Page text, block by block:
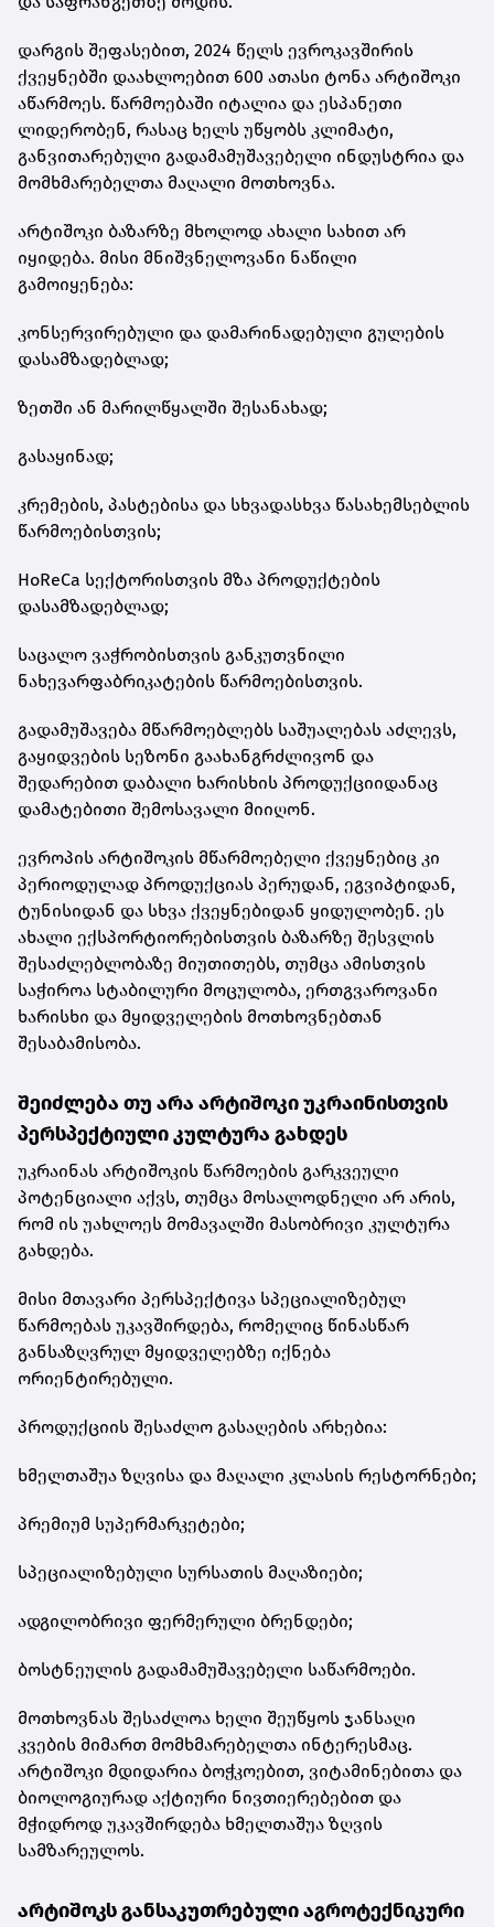
დარგის შეფასებით, 2024 წელს ევროკავშირის
ქვეყნებში დაახლოებით 600 ათასი ტონა არტიშოკი
აწარმოეს. წარმოებაში იტალია და ესპანეთი
ლიდერობენ, რასაც ხელს უწყობს კლიმატი,
განვითარებული გადამამუშავებელი ინდუსტრია და
მომხმარებელთა მაღალი მოთხოვნა.
არტიშოკი ბაზარზე მხოლოდ ახალი სახით არ
იყიდება. მისი მნიშვნელოვანი ნაწილი
გამოიყენება:
კონსერვირებული და დამარინადებული გულების
დასამზადებლად;
ზეთში ან მარილწყალში შესანახად;
გასაყინად;
კრემების, პასტებისა და სხვადასხვა წასახემსებლის
წარმოებისთვის;
HoReCa სექტორისთვის მზა პროდუქტების
დასამზადებლად;
საცალო ვაჭრობისთვის განკუთვნილი
ნახევარფაბრიკატების წარმოებისთვის.
გადამუშავება მწარმოებლებს საშუალებას აძლევს,
გაყიდვების სეზონი გაახანგრძლივონ და
შედარებით დაბალი ხარისხის პროდუქციიდანაც
დამატებითი შემოსავალი მიიღონ.
ევროპის არტიშოკის მწარმოებელი ქვეყნებიც კი
პერიოდულად პროდუქციას პერუდან, ეგვიპტიდან,
ტუნისიდან და სხვა ქვეყნებიდან ყიდულობენ. ეს
ახალი ექსპორტიორებისთვის ბაზარზე შესვლის
შესაძლებლობაზე მიუთითებს, თუმცა ამისთვის
საჭიროა სტაბილური მოცულობა, ერთგვაროვანი
ხარისხი და მყიდველების მოთხოვნებთან
შესაბამისობა.
შეიძლება თუ არა არტიშოკი უკრაინისთვის
პერსპექტიული კულტურა გახდეს
უკრაინას არტიშოკის წარმოების გარკვეული
პოტენციალი აქვს, თუმცა მოსალოდნელი არ არის,
რომ ის უახლოეს მომავალში მასობრივი კულტურა
გახდება.
მისი მთავარი პერსპექტივა სპეციალიზებულ
წარმოებას უკავშირდება, რომელიც წინასწარ
განსაზღვრულ მყიდველებზე იქნება
ორიენტირებული.
პროდუქციის შესაძლო გასაღების არხებია:
ხმელთაშუა ზღვისა და მაღალი კლასის რესტორნები;
პრემიუმ სუპერმარკეტები;
სპეციალიზებული სურსათის მაღაზიები;
ადგილობრივი ფერმერული ბრენდები;
ბოსტნეულის გადამამუშავებელი საწარმოები.
მოთხოვნას შესაძლოა ხელი შეუწყოს ჯანსაღი
კვების მიმართ მომხმარებელთა ინტერესმაც.
არტიშოკი მდიდარია ბოჭკოებით, ვიტამინებითა და
ბიოლოგიურად აქტიური ნივთიერებებით და
მჭიდროდ უკავშირდება ხმელთაშუა ზღვის
სამზარეულოს.
არტიშოკს განსაკუთრებული აგროტექნიკური